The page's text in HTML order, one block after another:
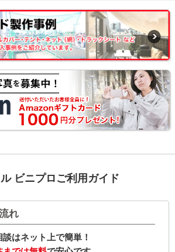
ビニプロご利用ガイド
れ
はネット上で簡単！